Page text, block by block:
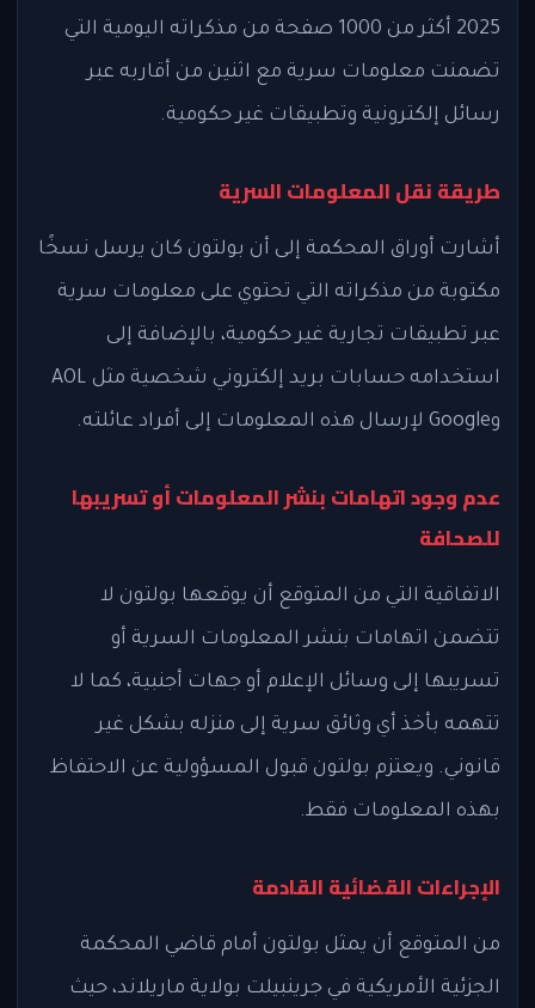
2025 أكثر من 1000 صفحة من مذكراته اليومية التي
تضمنت معلومات سرية مع اثنين من أقاربه عبر
رسائل إلكترونية وتطبيقات غير حكومية.
طريقة نقل المعلومات السرية
أشارت أوراق المحكمة إلى أن بولتون كان يرسل نسخًا
مكتوبة من مذكراته التي تحتوي على معلومات سرية
عبر تطبيقات تجارية غير حكومية، بالإضافة إلى
استخدامه حسابات بريد إلكتروني شخصية مثل AOL
وGoogle لإرسال هذه المعلومات إلى أفراد عائلته.
عدم وجود اتهامات بنشر المعلومات أو تسريبها
للصحافة
الاتفاقية التي من المتوقع أن يوقعها بولتون لا
تتضمن اتهامات بنشر المعلومات السرية أو
تسريبها إلى وسائل الإعلام أو جهات أجنبية، كما لا
تتهمه بأخذ أي وثائق سرية إلى منزله بشكل غير
قانوني. ويعتزم بولتون قبول المسؤولية عن الاحتفاظ
بهذه المعلومات فقط.
الإجراءات القضائية القادمة
من المتوقع أن يمثل بولتون أمام قاضي المحكمة
الجزئية الأمريكية في جرينبيلت بولاية ماريلاند، حيث